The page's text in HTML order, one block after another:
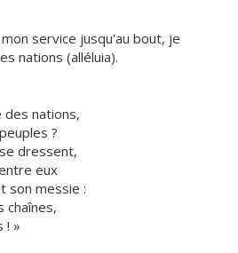
service jusqu'au bout, je
nations (alléluia).
des nations,
?
dressent,
eux
son messie :
chaînes,
! »